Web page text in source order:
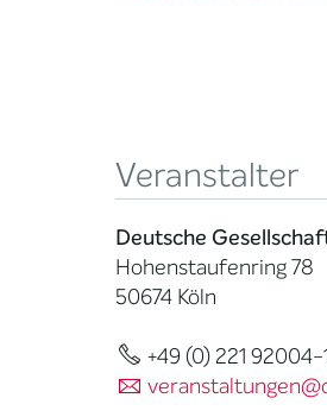
Veranstalter
Deutsche
Hohenstaufenring 78
50674 Köln
+49 (0) 221 92004-